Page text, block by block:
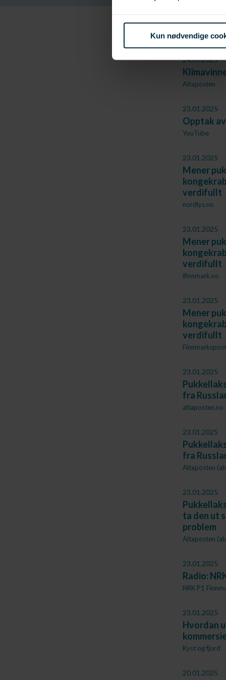
Kun nødvendige
til
Vesterålen
24.01.2025
Altaposten
23.01.2025
Opptak
YouTube
23.01.2025
Mener
verdifullt
nordlys.no
23.01.2025
Mener
verdifullt
ifinnmark.no
23.01.2025
Mener
verdifullt
23.01.2025
fra
altaposten.no
23.01.2025
fra
Altaposten
23.01.2025
ta den ut
problem
Altaposten
23.01.2025
Radio:
NRK P1
23.01.2025
Hvordan
Kyst og fjord
20.01.2025